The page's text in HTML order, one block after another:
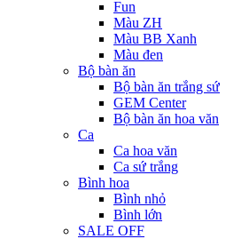
Fun
Màu ZH
Màu BB Xanh
Màu đen
Bộ bàn ăn
Bộ bàn ăn trắng sứ
GEM Center
Bộ bàn ăn hoa văn
Ca
Ca hoa văn
Ca sứ trắng
Bình hoa
Bình nhỏ
Bình lớn
SALE OFF